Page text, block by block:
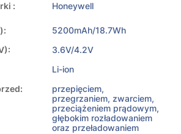
: Honeywell
5200mAh/18.7Wh
3.6V/4.2V
Li-ion
przepięciem,
przegrzaniem, zwarciem,
przeciążeniem prądowym,
głębokim rozładowaniem
oraz przeładowaniem